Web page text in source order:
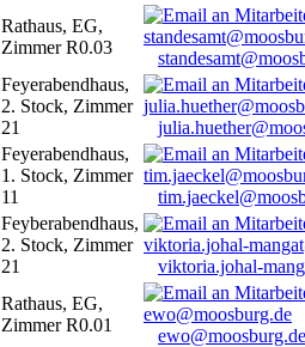
Rathaus, EG,
Zimmer R0.03
Feyerabendhaus,
2. Stock, Zimmer
21
Feyerabendhaus,
1. Stock, Zimmer
11
Feyberabendhaus,
2. Stock, Zimmer
21
viktoria.johal-
Rathaus, EG,
Zimmer R0.01
ewo@moosburg.de